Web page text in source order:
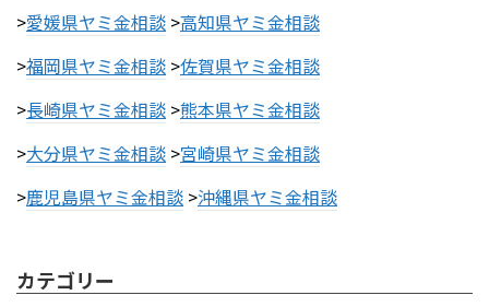
>愛媛県ヤミ金相談 >高知県ヤミ金相談
>福岡県ヤミ金相談 >佐賀県ヤミ金相談
>長崎県ヤミ金相談 >熊本県ヤミ金相談
>大分県ヤミ金相談 >宮崎県ヤミ金相談
>鹿児島県ヤミ金相談 >沖縄県ヤミ金相談
カテゴリー